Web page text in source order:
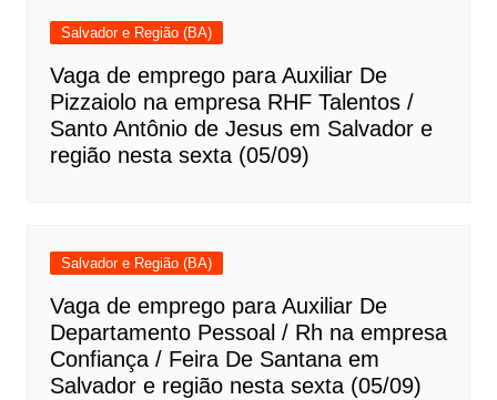
Salvador e Região (BA)
Vaga de emprego para Auxiliar De
Pizzaiolo na empresa RHF Talentos /
Santo Antônio de Jesus em Salvador e
região nesta sexta (05/09)
Salvador e Região (BA)
Vaga de emprego para Auxiliar De
Departamento Pessoal / Rh na empresa
Confiança / Feira De Santana em
Salvador e região nesta sexta (05/09)